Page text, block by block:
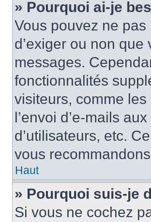
» Pourquoi ai-je
Vous pouvez ne
d’exiger ou non
messages.
fonctionnalités
visiteurs, comme
l’envoi d’e-mails
d’utilisateurs, etc.
vous
Haut
» Pourquoi suis-je
Si vous ne cochez